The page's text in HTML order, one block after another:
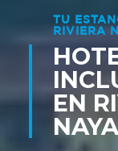
TU
RIVIERA
EN